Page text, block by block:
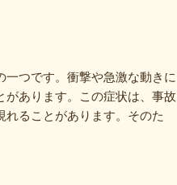
つです。衝撃や急激な動きに
があります。この症状は、事故
ることがあります。そのた